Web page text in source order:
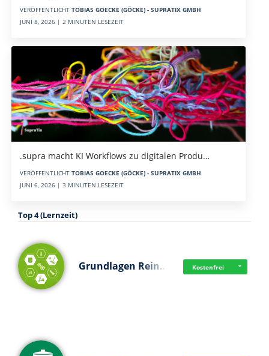
VERÖFFENTLICHT TOBIAS GOECKE (GÖCKE) - SUPRATIX GMBH
JUNI 8, 2026 | 2 MINUTEN LESEZEIT
.supra macht KI Workflows zu digitalen Produ…
VERÖFFENTLICHT TOBIAS GOECKE (GÖCKE) - SUPRATIX GMBH
JUNI 6, 2026 | 3 MINUTEN LESEZEIT
Top 4 (Lernzeit)
Grundlagen Rein… Kostenfrei